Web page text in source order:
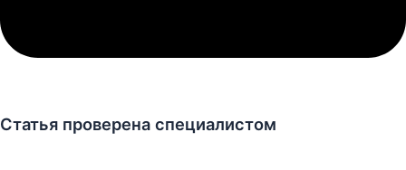
Статья проверена специалистом